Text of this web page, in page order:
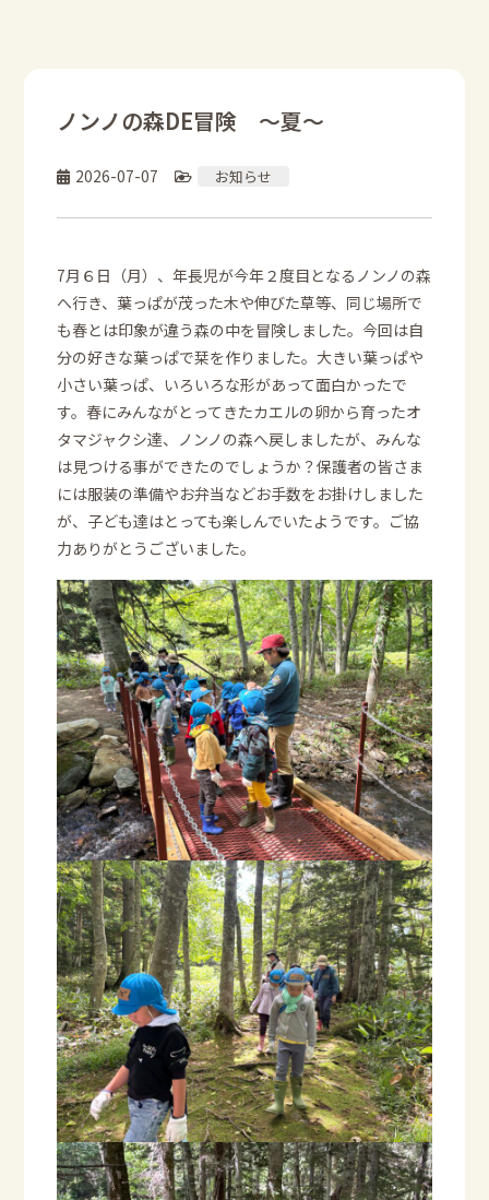
ノンノの森DE冒険 ～夏～
2026-07-07 お知らせ
7月６日（月）、年長児が今年２度目となるノンノの森
へ行き、葉っぱが茂った木や伸びた草等、同じ場所で
も春とは印象が違う森の中を冒険しました。今回は自
分の好きな葉っぱで栞を作りました。大きい葉っぱや
小さい葉っぱ、いろいろな形があって面白かったで
す。春にみんながとってきたカエルの卵から育ったオ
タマジャクシ達、ノンノの森へ戻しましたが、みんな
は見つける事ができたのでしょうか？保護者の皆さま
には服装の準備やお弁当などお手数をお掛けしました
が、子ども達はとっても楽しんでいたようです。ご協
力ありがとうございました。